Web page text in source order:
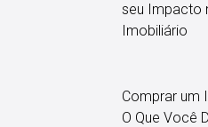
seu Impacto
Imobiliário
Comprar um
O Que Você